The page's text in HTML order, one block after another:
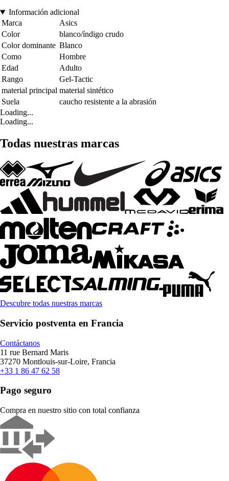
Información adicional
Marca
Asics
Color
blanco/índigo crudo
Color dominante Blanco
Como
Hombre
Edad
Adulto
Rango
Gel-Tactic
material principal material sintético
Suela
caucho resistente a la abrasión
Loading...
Loading...
Todas nuestras marcas
Descubre todas nuestras marcas
Servicio postventa en Francia
Contáctanos
11 rue Bernard Maris
37270 Montlouis-sur-Loire, Francia
+33 1 86 47 62 58
Pago seguro
Compra en nuestro sitio con total confianza